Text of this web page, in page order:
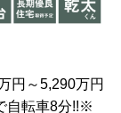
円～5,290万円
自転車8分!!※